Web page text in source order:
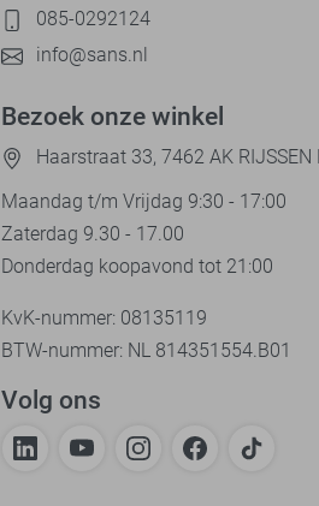
085-0292124
info@sans.nl
Bezoek onze winkel
Haarstraat 33, 7462 AK RIJSSEN
Maandag t/m Vrijdag 9:30 - 17:00
Zaterdag 9.30 - 17.00
Donderdag koopavond tot 21:00
KvK-nummer: 08135119
BTW-nummer: NL 814351554.B01
Volg ons